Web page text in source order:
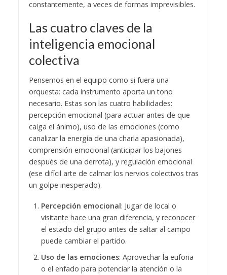
constantemente, a veces de formas imprevisibles.
Las cuatro claves de la
inteligencia emocional
colectiva
Pensemos en el equipo como si fuera una
orquesta: cada instrumento aporta un tono
necesario. Estas son las cuatro habilidades:
percepción emocional (para actuar antes de que
caiga el ánimo), uso de las emociones (como
canalizar la energía de una charla apasionada),
comprensión emocional (anticipar los bajones
después de una derrota), y regulación emocional
(ese difícil arte de calmar los nervios colectivos tras
un golpe inesperado).
Percepción emocional: Jugar de local o
visitante hace una gran diferencia, y reconocer
el estado del grupo antes de saltar al campo
puede cambiar el partido.
Uso de las emociones: Aprovechar la euforia
o el enfado para potenciar la atención o la